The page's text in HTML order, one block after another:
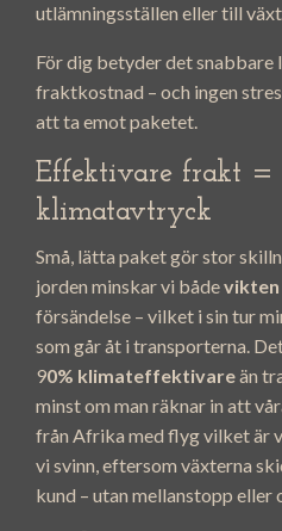
utlämningsställen eller till
För dig betyder det snabbare
fraktkostnad – och ingen
att ta emot paketet.
Effektivare frakt =
klimatavtryck
Små, lätta paket gör stor
jorden minskar vi bådevikten
försändelse – vilket i sin tur
som går åt i transporterna.
90% klimateffektivareän
minst om man räknar in att
från Afrika med flyg vilket är
vi svinn, eftersom växterna
kund – utan mellanstopp eller